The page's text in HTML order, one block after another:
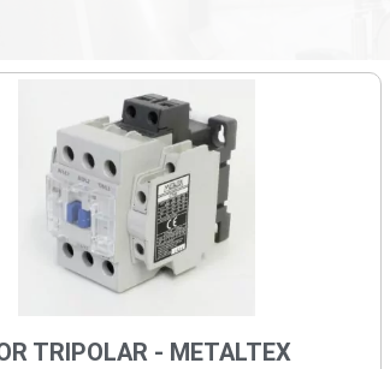
TRIPOLAR - METALTEX